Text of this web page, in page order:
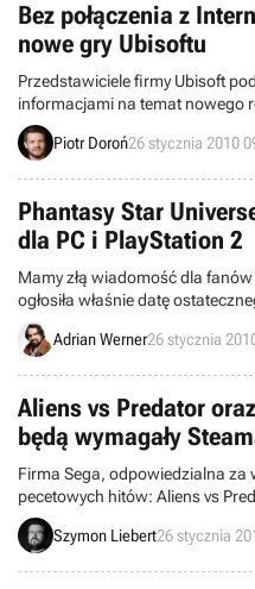
Bez połączenia z
nowe gry Ubisoftu
Przedstawiciele firmy Ubisoft
informacjami na temat nowego
antypirackich, którego szersze
zapowiedziane przez francuski
Piotr Doroń26 stycznia 2010
Phantasy Star
dla PC i PlayStation 2
Mamy złą wiadomość dla
ogłosiła właśnie datę
obsługujących wersje na PC i
Adrian Werner26 stycznia
Aliens vs Predator
będą wymagały
Firma Sega, odpowiedzialna za
pecetowych hitów: Aliens vs
postawiła na platformę
zabezpieczeniem anty-pirackim.
Szymon Liebert26 stycznia